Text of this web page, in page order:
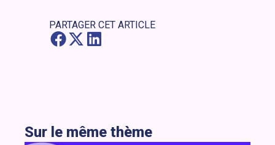
PARTAGER CET ARTICLE
Sur le même thème